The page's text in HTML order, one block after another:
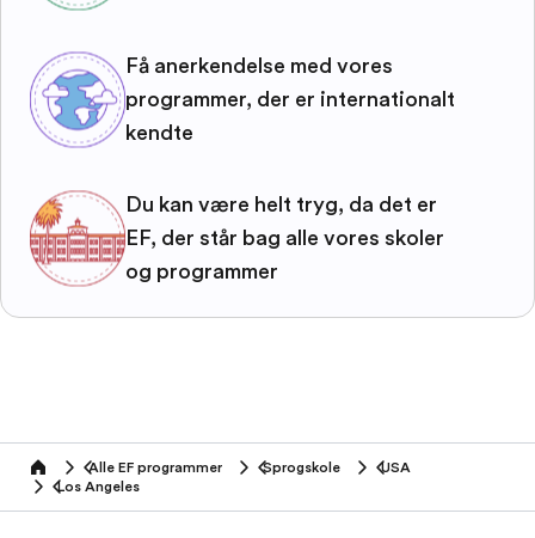
Få anerkendelse med vores
programmer, der er internationalt
kendte
Du kan være helt tryg, da det er
EF, der står bag alle vores skoler
og programmer
home Alle EF programmer Sprogskole
USA
Los Angeles